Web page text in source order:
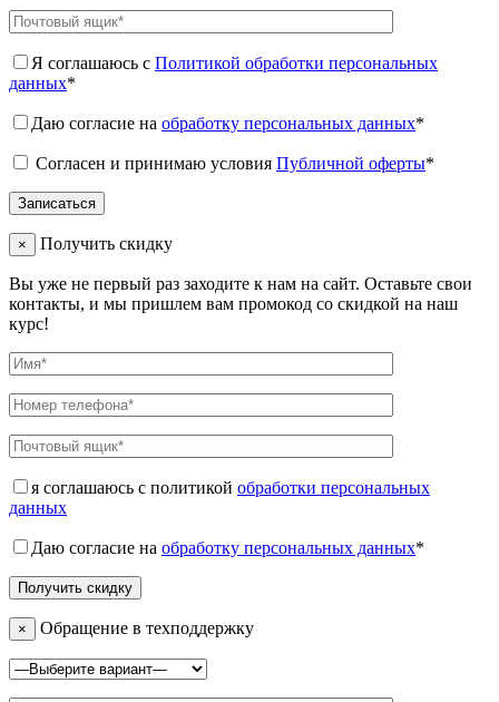
Я соглашаюсь с Политикой обработки персональных
данных*
Даю согласие на обработку персональных данных*
Согласен и принимаю условия Публичной оферты*
× Получить скидку
Вы уже не первый раз заходите к нам на сайт. Оставьте свои
контакты, и мы пришлем вам промокод со скидкой на наш
курс!
я соглашаюсь с политикой обработки персональных
данных
Даю согласие на обработку персональных данных*
× Обращение в техподдержку